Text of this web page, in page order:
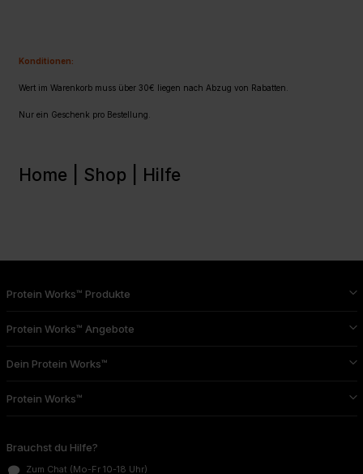
Konditionen:
Wert im Warenkorb muss über 30€ liegen nach Abzug von Rabatten.
Nur ein Geschenk pro Bestellung.
Home | Shop | Hilfe
Protein Works™ Produkte
Protein Works™ Angebote
Dein Protein Works™
Protein Works™
Brauchst du Hilfe?
Zum Chat (Mo-Fr 10-18 Uhr)